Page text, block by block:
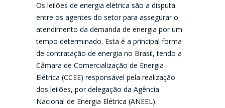
Os leilões de energia elétrica são a disputa
entre os agentes do setor para assegurar o
atendimento da demanda de energia por um
tempo determinado. Esta é a principal forma
de contratação de energia no Brasil, tendo a
Câmara de Comercialização de Energia
Elétrica (CCEE) responsável pela realização
dos leilões, por delegação da Agência
Nacional de Energia Elétrica (ANEEL).